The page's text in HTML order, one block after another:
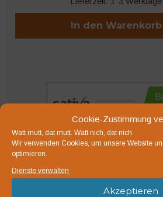
Cookie-Zustimmung
Watt mutt, dat mutt. Watt nich, dat nich.
Wir verwenden Cookies, um unsere Website
optimieren.
Dienste verwalten
Akzeptieren
In den Warenkorb